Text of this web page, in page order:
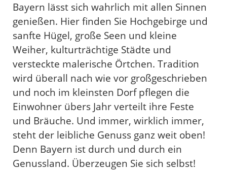
Bayern lässt sich wahrlich mit allen Sinnen
genießen. Hier finden Sie Hochgebirge und
sanfte Hügel, große Seen und kleine
Weiher, kulturträchtige Städte und
versteckte malerische Örtchen. Tradition
wird überall nach wie vor großgeschrieben
und noch im kleinsten Dorf pflegen die
Einwohner übers Jahr verteilt ihre Feste
und Bräuche. Und immer, wirklich immer,
steht der leibliche Genuss ganz weit oben!
Denn Bayern ist durch und durch ein
Genussland. Überzeugen Sie sich selbst!